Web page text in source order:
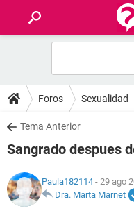
FOROS
SALUD
FAMILIA
NUTRICIÓN
Foros Sexualidad
Tema Anterior
Sangrado despues
Paula182114 - 29 ago
Dra. Marta Marnet